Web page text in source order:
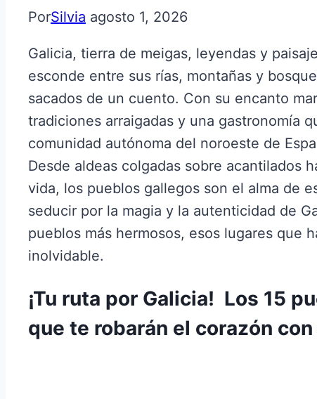
PorSilvia agosto 1, 2026
Galicia, tierra de meigas, leyendas y
esconde entre sus rías, montañas y
sacados de un cuento. Con su encanto
tradiciones arraigadas y una gastronomía
comunidad autónoma del noroeste de
Desde aldeas colgadas sobre acantilados
vida, los pueblos gallegos son el alma de
seducir por la magia y la autenticidad de
pueblos más hermosos, esos lugares que
inolvidable.
¡Tu ruta por Galicia! Los 15
que te robarán el corazón